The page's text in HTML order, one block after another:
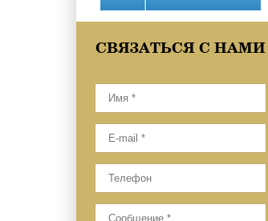
СВЯЗАТЬСЯ С НАМИ